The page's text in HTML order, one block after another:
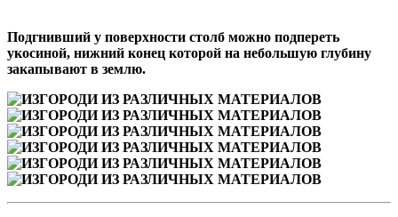
Подгнивший у поверхности столб можно подпереть
укосиной, нижний конец которой на небольшую глубину
закапывают в землю.